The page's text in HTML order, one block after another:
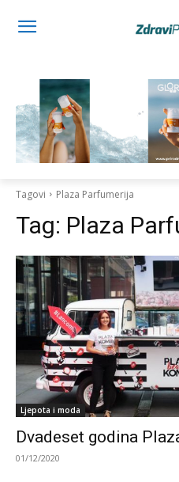
Tagovi Plaza Parfumerija
Tag: Plaza
Ljepota i moda
Dvadeset godina
01/12/2020